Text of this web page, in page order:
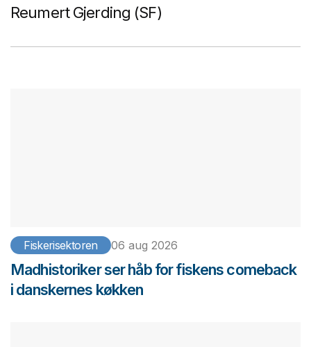
Reumert Gjerding (SF)
Fiskerisektoren 06 aug 2026
Madhistoriker ser håb for fiskens comeback
i danskernes køkken